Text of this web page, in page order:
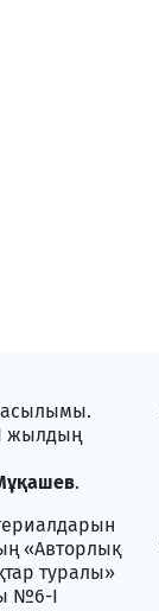
жылдың
.
«Авторлық
туралы»
№6-I